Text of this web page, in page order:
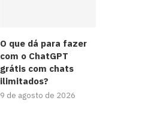
O que dá para fazer
com o ChatGPT
grátis com chats
ilimitados?
9 de agosto de 2026